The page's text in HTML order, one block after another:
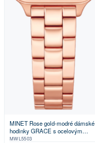
MINET Rose gold-modré dámské
hodinky GRACE s ocelovým
řemínkem
MWL5503